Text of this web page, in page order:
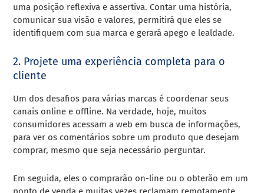
uma posição reflexiva e assertiva. Contar uma história,
comunicar sua visão e valores, permitirá que eles se
identifiquem com sua marca e gerará apego e lealdade.
2. Projete uma experiência completa para o
cliente
Um dos desafios para várias marcas é coordenar seus
canais online e offline. Na verdade, hoje, muitos
consumidores acessam a web em busca de informações,
para ver os comentários sobre um produto que desejam
comprar, mesmo que seja necessário perguntar.
Em seguida, eles o comprarão on-line ou o obterão em um